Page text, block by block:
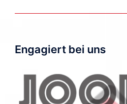
Engagiert bei uns